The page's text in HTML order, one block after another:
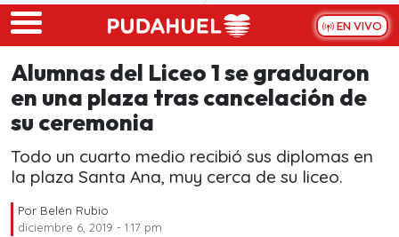
Skip to main content
EN VIVO
Alumnas del Liceo 1 se graduaron
en una plaza tras cancelación de
su ceremonia
Todo un cuarto medio recibió sus diplomas en
la plaza Santa Ana, muy cerca de su liceo.
Por Belén Rubio
diciembre 6, 2019 - 1:17 pm